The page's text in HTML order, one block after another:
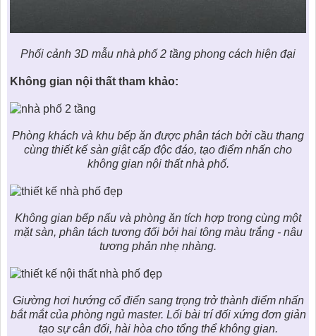
Phối cảnh 3D mẫu nhà phố 2 tầng phong cách hiện đại
Không gian nội thất tham khảo:
Phòng khách và khu bếp ăn được phân tách bởi cầu thang
cùng thiết kế sàn giật cấp độc đáo, tạo điểm nhấn cho
không gian nội thất nhà phố.
Không gian bếp nấu và phòng ăn tích hợp trong cùng một
mặt sàn, phân tách tương đối bởi hai tông màu trắng - nâu
tương phản nhẹ nhàng.
Giường hơi hướng cổ điển sang trọng trở thành điểm nhấn
bắt mắt của phòng ngủ master. Lối bài trí đối xứng đơn giản
tạo sự cân đối, hài hòa cho tổng thể không gian.